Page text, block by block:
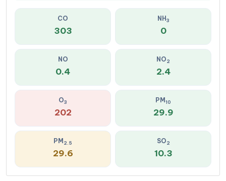
CO
303
NH 3
0
NO
0.4
NO2
2.4
O3
202
PM 10
29.9
PM 2.5
29.6
SO2
10.3